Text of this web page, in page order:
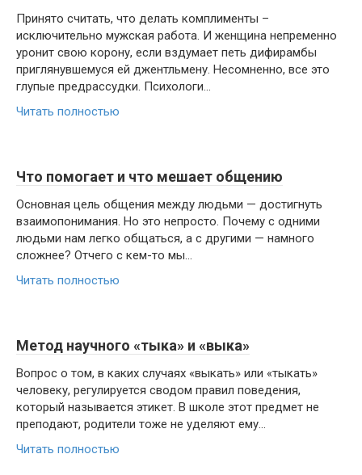
Принято считать, что делать комплименты –
исключительно мужская работа. И женщина непременно
уронит свою корону, если вздумает петь дифирамбы
приглянувшемуся ей джентльмену. Несомненно, все это
глупые предрассудки. Психологи...
Читать полностью
Что помогает и что мешает общению
Основная цель общения между людьми — достигнуть
взаимопонимания. Но это непросто. Почему с одними
людьми нам легко общаться, а с другими — намного
сложнее? Отчего с кем-то мы...
Читать полностью
Метод научного «тыка» и «выка»
Вопрос о том, в каких случаях «выкать» или «тыкать»
человеку, регулируется сводом правил поведения,
который называется этикет. В школе этот предмет не
преподают, родители тоже не уделяют ему...
Читать полностью